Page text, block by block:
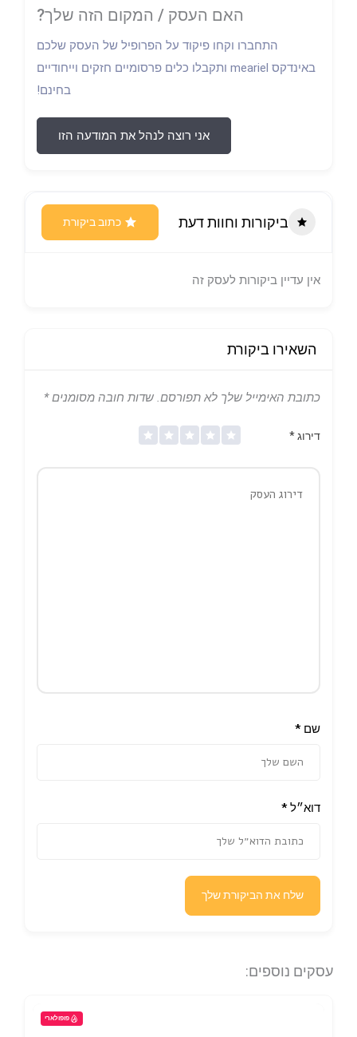
האם העסק / המקום הזה שלך?
התחברו וקחו פיקוד על הפרופיל של העסק שלכם
באינדקס meariel ותקבלו כלים פרסומיים חזקים וייחודיים
בחינם!
אני רוצה לנהל את המודעה הזו
ביקורות וחוות דעת כתוב ביקורת
אין עדיין ביקורות לעסק זה
השאירו ביקורת
כתובת האימייל שלך לא תפורסם. שדות חובה מסומנים*
דירוג*
שם*
דוא״ל*
שלח את הביקורת שלך
עסקים נוספים:
פופולארי